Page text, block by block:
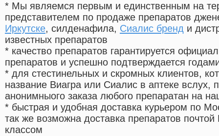
* Мы являемся первым и единственным на
представителем по продаже препаратов
Иркутске, силденафила, Сиалис бренд и
известных препаратов
* качество препаратов гарантируется
препаратов и успешно подтверждается
* для стестинельных и скромных клиентов,
название Виагра или Сиалис в аптеке вслух,
анонимныого заказа любого препаратан на
* быстрая и удобная доставка курьером по
так же возможна доставка препаратов
классом